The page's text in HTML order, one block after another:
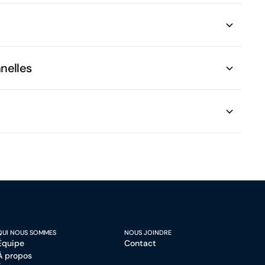
NOUS SOMMES
propos
NOUS JOINDRE
Contact